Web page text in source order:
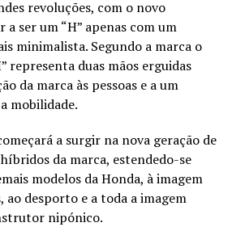
revoluções, com o novo
ser um “H” apenas com um
minimalista. Segundo a marca o
representa duas mãos erguidas
da marca às pessoas e a um
mobilidade.
a surgir na nova geração de
da marca, estendedo-se
modelos da Honda, à imagem
ao desporto e a toda a imagem
nipónico.